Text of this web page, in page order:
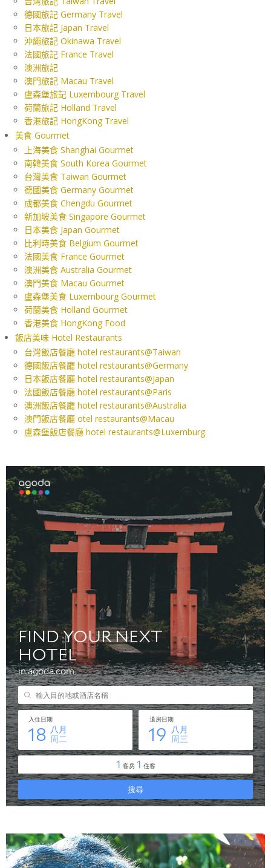
德國旅記 Germany Travel
日本旅記 Japan Travel
沖繩旅記 Okinawa Travel
法國旅記 France Travel
澳洲旅記
澳門旅記 Macau Travel
盧森堡旅記 Luxembourg Travel
荷蘭旅記 Holland Travel
香港旅記 HongKong Travel
美食 Gourmet
上海美食 Shanghai Gourmet
南韓美食 South Korea Gourmet
台灣美食 Taiwan Gourmet
德國美食 Germany Gourmet
成都美食 Chengdu Gourmet
新加坡美食 Singapore Gourmet
日本美食 Japan Gourmet
比利時美食 Belgium Gourmet
法國美食 France Gourmet
澳洲美食 Australia Gourmet
澳門美食 Macau Gourmet
盧森堡美食 Luxembourg Gourmet
荷蘭美食 Holland Gourmet
香港美食 HongKong Food
飯店美味 Hotel Restaurants
台灣飯店餐廳 hotel restaurants@Taiwan
德國飯店餐廳 hotel restaurants@Germany
日本飯店餐廳 hotel restaurants@Japan
法國飯店餐廳 hotel restaurants@Paris
澳洲飯店餐廳 hotel restaurants@Australia
澳門飯店餐廳 otel restaurants@Macau
盧森堡飯店餐廳 hotel restaurants@Luxemburg